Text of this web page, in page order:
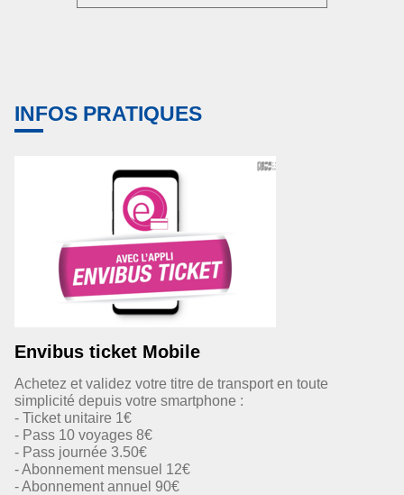
INFOS PRATIQUES
Envibus ticket Mobile
Achetez et validez votre titre de transport en toute
simplicité depuis votre smartphone :
- Ticket unitaire 1€
- Pass 10 voyages 8€
- Pass journée 3.50€
- Abonnement mensuel 12€
- Abonnement annuel 90€